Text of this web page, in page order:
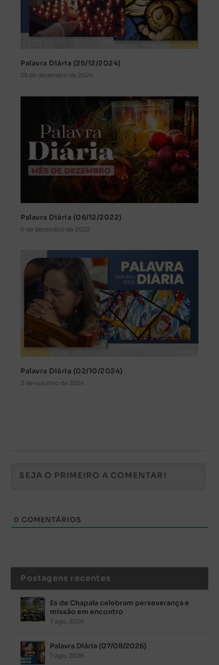
Palavra Diária (25/12/2024)
25 de dezembro de 2024
Palavra Diária (06/12/2022)
6 de dezembro de 2022
Palavra Diária (02/10/2024)
2 de outubro de 2024
0 COMENTÁRIOS
Postagens recentes
Es de Chapala celebram perseverança e
missão em encontro
7 ago, 2026
Palavra Diária (07/08/2026)
7 ago, 2026